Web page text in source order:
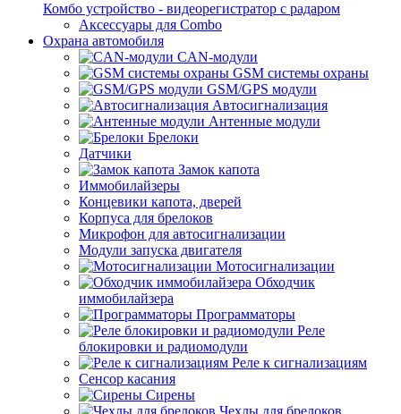
Комбо устройство - видеорегистратор с радаром
Аксессуары для Combo
Охрана автомобиля
CAN-модули
GSM системы охраны
GSM/GPS модули
Автосигнализация
Антенные модули
Брелоки
Датчики
Замок капота
Иммобилайзеры
Концевики капота, дверей
Корпуса для брелоков
Микрофон для автосигнализации
Модули запуска двигателя
Мотосигнализации
Обходчик
иммобилайзера
Программаторы
Реле
блокировки и радиомодули
Реле к сигнализациям
Сенсор касания
Сирены
Чехлы для брелоков